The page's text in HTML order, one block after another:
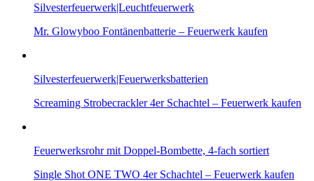
Silvesterfeuerwerk|Leuchtfeuerwerk
Mr. Glowyboo Fontänenbatterie – Feuerwerk kaufen
Silvesterfeuerwerk|Feuerwerksbatterien
Screaming Strobecrackler 4er Schachtel – Feuerwerk kaufen
Feuerwerksrohr mit Doppel-Bombette, 4-fach sortiert
Single Shot ONE TWO 4er Schachtel – Feuerwerk kaufen